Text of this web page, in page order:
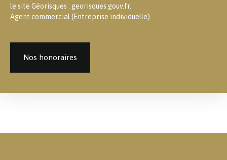
le site Géorisques : georisques.gouv.fr.
Agent commercial (Entreprise individuelle)
Nos honoraires